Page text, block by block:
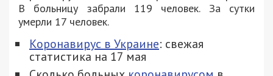
В больницу забрали 119 человек. За сутки
умерли 17 человек.
Коронавирус в Украине: свежая
статистика на 17 мая